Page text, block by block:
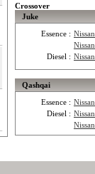
Crossover
Juke
Essence :
Diesel :
Qashqai
Essence :
Diesel :